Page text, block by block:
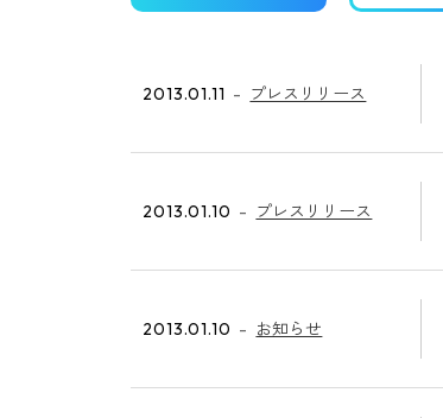
2013.01.11 プレスリリース
2013.01.10 プレスリリース
2013.01.10 お知らせ